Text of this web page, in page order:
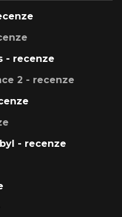
- recenze
2 - recenze
- recenze